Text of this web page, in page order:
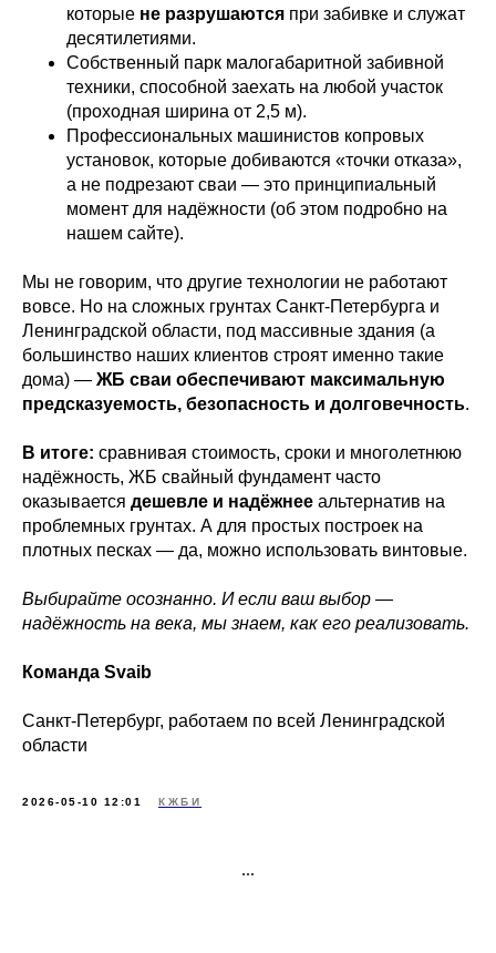
которые не разрушаются при забивке и служат
десятилетиями.
Собственный парк малогабаритной забивной
техники, способной заехать на любой участок
(проходная ширина от 2,5 м).
Профессиональных машинистов копровых
установок, которые добиваются «точки отказа»,
а не подрезают сваи — это принципиальный
момент для надёжности (об этом подробно на
нашем сайте).
Мы не говорим, что другие технологии не работают
вовсе. Но на сложных грунтах Санкт-Петербурга и
Ленинградской области, под массивные здания (а
большинство наших клиентов строят именно такие
дома) — ЖБ сваи обеспечивают максимальную
предсказуемость, безопасность и долговечность.
В итоге: сравнивая стоимость, сроки и многолетнюю
надёжность, ЖБ свайный фундамент часто
оказывается дешевле и надёжнее альтернатив на
проблемных грунтах. А для простых построек на
плотных песках — да, можно использовать винтовые.
Выбирайте осознанно. И если ваш выбор —
надёжность на века, мы знаем, как его реализовать.
Команда Svaib
Санкт-Петербург, работаем по всей Ленинградской
области
2026-05-10 12:01 КЖБИ
...